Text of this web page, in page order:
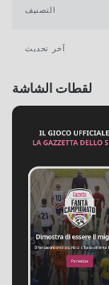
التصنيف
آخر تحديث
لقطات الشاشة